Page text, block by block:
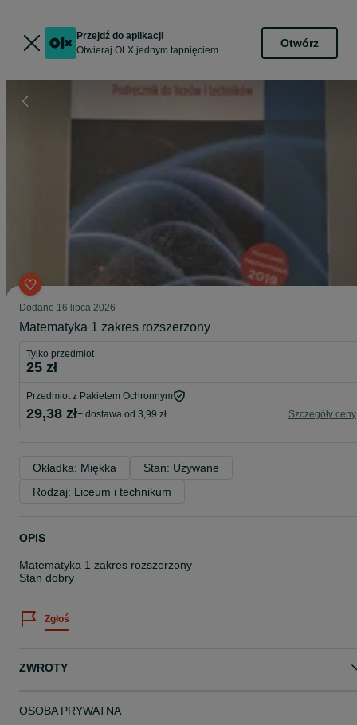
Przejdź do aplikacji
Otwieraj OLX jednym tapnięciem
Otwórz
Dodane 16 lipca 2026
Matematyka 1 zakres rozszerzony
Tylko przedmiot
25 zł
Przedmiot z Pakietem Ochronnym
29,38 zł+ dostawa od 3,99 zł Szczegóły ceny
Okładka: Miękka
Stan: Używane
Rodzaj: Liceum i technikum
OPIS
Matematyka 1 zakres rozszerzony
Stan dobry
Zgłoś
ZWROTY
OSOBA PRYWATNA